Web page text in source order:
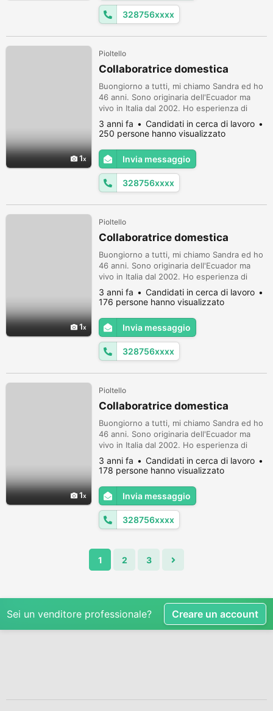
d'origine. Sono molto attenta nella p...
328756xxxx
1
Pioltello
Collaboratrice domestica
Buongiorno a tutti, mi chiamo Sandra ed ho
46 anni. Sono originaria dell'Ecuador ma
vivo in Italia dal 2002. Ho esperienza di
quasi vent'anni in assistenza persone
anziane e/o collaboratrice domestica. Ho
anche esperienza in cucina e se serve
posso preparare cibi fatti in casa. So
cucinare piatti italiani e del mio paese
d'origine. Sono molto attenta nella p...
3 anni fa
Candidati in cerca di lavoro
250 persone hanno visualizzato
Invia messaggio
328756xxxx
1
Pioltello
Collaboratrice domestica
Buongiorno a tutti, mi chiamo Sandra ed ho
46 anni. Sono originaria dell'Ecuador ma
vivo in Italia dal 2002. Ho esperienza di
quasi vent'anni in assistenza persone
anziane e/o collaboratrice domestica. Ho
anche esperienza in cucina e se serve
posso preparare cibi fatti in casa. So
cucinare piatti italiani e del mio paese
d'origine. Sono molto attenta nella p...
3 anni fa
Candidati in cerca di lavoro
176 persone hanno visualizzato
Invia messaggio
328756xxxx
1
Pioltello
Collaboratrice domestica
Buongiorno a tutti, mi chiamo Sandra ed ho
46 anni. Sono originaria dell'Ecuador ma
vivo in Italia dal 2002. Ho esperienza di
quasi vent'anni in assistenza persone
anziane e/o collaboratrice domestica. Ho
anche esperienza in cucina e se serve
posso preparare cibi fatti in casa. So
cucinare piatti italiani e del mio paese
d'origine. Sono molto attenta nella p...
3 anni fa
Candidati in cerca di lavoro
178 persone hanno visualizzato
Invia messaggio
328756xxxx
1 2 3
Sei un venditore professionale? Creare un account